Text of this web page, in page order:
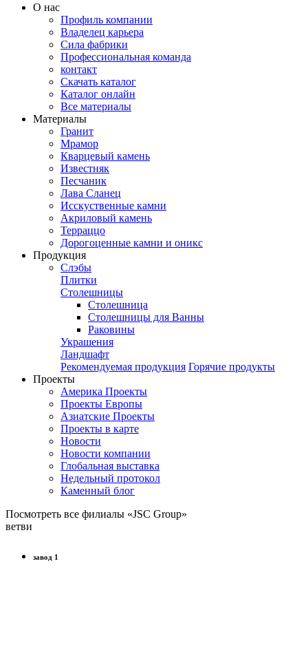
О нас
Профиль компании
Владелец карьера
Сила фабрики
Профессиональная команда
контакт
Скачать каталог
Каталог онлайн
Все материалы
Материалы
Гранит
Мрамор
Кварцевый камень
Известняк
Песчаник
Лава Сланец
Исскуственные камни
Акриловый камень
Терраццо
Дорогоценные камни и оникс
Продукция
Слэбы
Плитки
Столешницы
Столешница
Столешницы для Ванны
Раковины
Украшения
Ландшафт
Рекомендуемая продукция Горячие продукты
Проекты
Америка Проекты
Проекты Европы
Азиатские Проекты
Проекты в карте
Новости
Новости компании
Глобальная выставка
Недельный протокол
Каменный блог
Посмотреть все филиалы «JSC Group»
ветви
завод 1